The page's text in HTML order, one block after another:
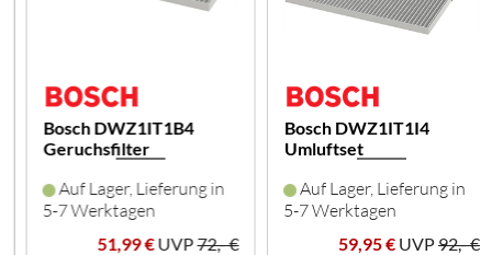
Bosch DWZ1IT1B4
Geruchsfilter
Auf Lager, Lieferung in
5-7 Werktagen
51,99 € UVP72,- €
Bosch DWZ1IT1I4
Umluftset
Auf Lager, Lieferung in
5-7 Werktagen
59,95 € UVP92,- €